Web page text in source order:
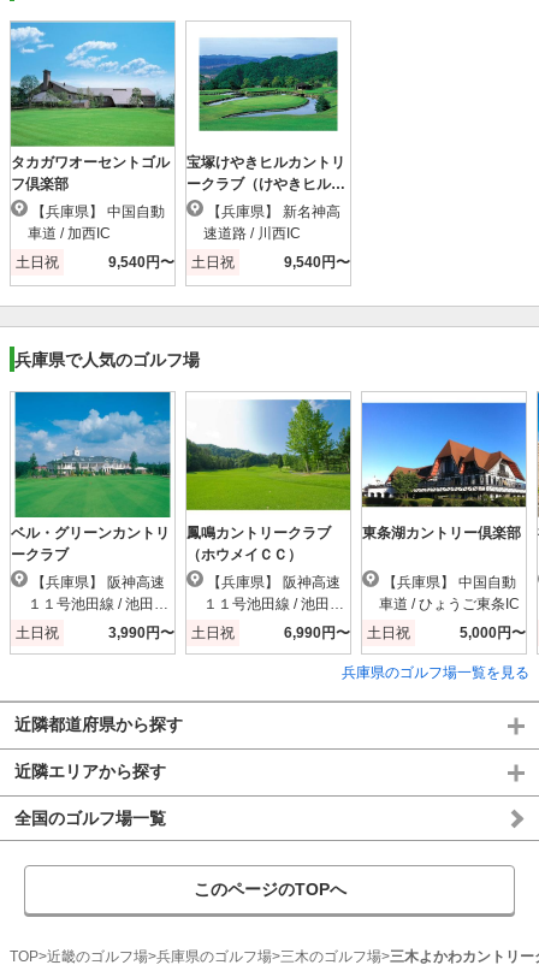
タカガワオーセントゴル
フ倶楽部
車道 / 加西IC
土日祝
9,540円〜
宝塚けやきヒルカントリ
ークラブ（けやきヒルＣ
Ｃ）
速道路 / 川西IC
土日祝
9,540円〜
兵庫県で人気のゴルフ場
ベル・グリーンカントリ
ークラブ
１１号池田線 / 池田木
部IC
土日祝 3,990円〜
鳳鳴カントリークラブ
（ホウメイＣＣ）
１１号池田線 / 池田木
部IC
土日祝 6,990円〜
東条湖カントリー倶楽部
車道 / ひょうご東条IC
土日祝
5,000円〜
兵庫県のゴルフ場一覧を見る
近隣都道府県から探す
近隣エリアから探す
全国のゴルフ場一覧
このページのTOPへ
TOP 近畿のゴルフ場 兵庫県のゴルフ場 三木のゴルフ場 三木よかわカントリー